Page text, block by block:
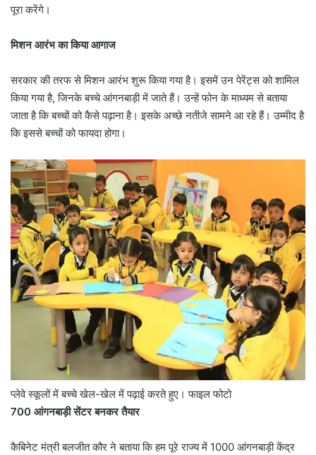
पूरा करेंगे।
मिशन आरंभ का किया आगाज
सरकार की तरफ से मिशन आरंभ शुरू किया गया है। इसमें उन पेरेंट्स को शामिल
किया गया है, जिनके बच्चे आंगनबाड़ी में जाते हैं। उन्हें फोन के माध्यम से बताया
जाता है कि बच्चों को कैसे पढ़ाना है। इसके अच्छे नतीजे सामने आ रहे हैं। उम्मीद है
कि इससे बच्चों को फायदा होगा।
प्लेवे स्कूलों में बच्चे खेल-खेल में पढ़ाई करते हुए। फाइल फोटो
700 आंगनबाड़ी सेंटर बनकर तैयार
कैबिनेट मंत्री बलजीत कौर ने बताया कि हम पूरे राज्य में 1000 आंगनबाड़ी केंद्र